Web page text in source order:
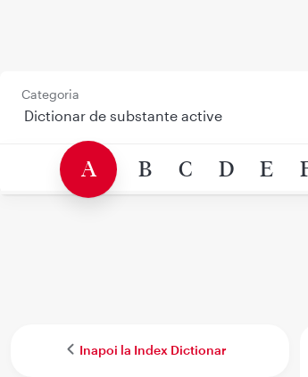
Categoria
A B C D E
Inapoi la Index Dictionar